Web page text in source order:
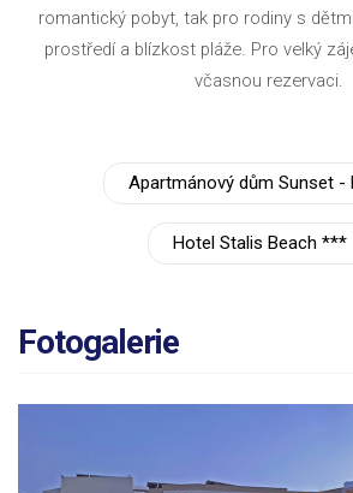
romantický pobyt, tak pro rodiny s
prostředí a blízkost pláže. Pro velký
včasnou rezervaci.
Apartmánový dům Sunset -
Hotel Stalis Beach ***
Fotogalerie